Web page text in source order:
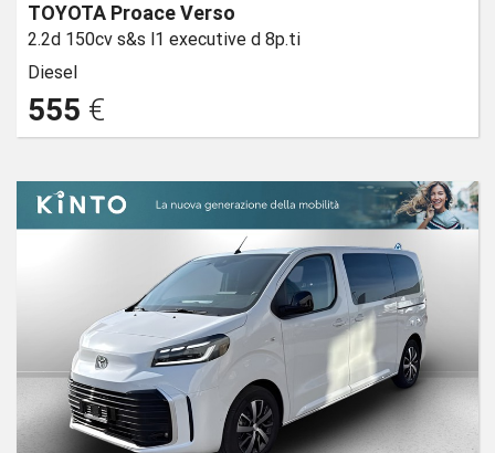
TOYOTA Proace Verso
2.2d 150cv s&s l1 executive d 8p.ti
Diesel
555 €